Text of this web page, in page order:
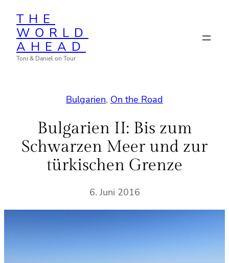
Inhalt
springen
THE
WORLD
AHEAD
Toni & Daniel on Tour
Bulgarien, On the Road
Bulgarien II: Bis zum
Schwarzen Meer und zur
türkischen Grenze
6. Juni 2016